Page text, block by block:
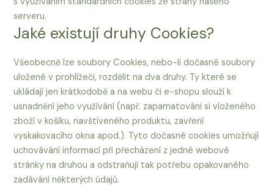
serveru.
Jaké existují druhy Cookies?
Všeobecně lze soubory Cookies, nebo-li dočasné soubory
uložené v prohlížeči, rozdělit na dva druhy. Ty které se
ukládají jen krátkodobě a na webu či e-shopu slouží k
usnadnění jeho využívání (např. zapamatováni si vloženého
zboží v košíku, navštíveného produktu, zavření
vyskakovacího okna apod.). Tyto dočasné cookies umožňují
uchovávání informací při přecházení z jedné webové
stránky na druhou a odstraňují tak potřebu opakovaného
zadávání některých údajů.